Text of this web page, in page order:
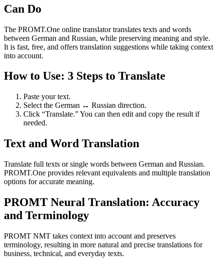
Can Do
The PROMT.One online translator translates texts and words
between German and Russian, while preserving meaning and style.
It is fast, free, and offers translation suggestions while taking context
into account.
How to Use: 3 Steps to Translate
Paste your text.
Select the German ↔ Russian direction.
Click “Translate.” You can then edit and copy the result if
needed.
Text and Word Translation
Translate full texts or single words between German and Russian.
PROMT.One provides relevant equivalents and multiple translation
options for accurate meaning.
PROMT Neural Translation: Accuracy
and Terminology
PROMT NMT takes context into account and preserves
terminology, resulting in more natural and precise translations for
business, technical, and everyday texts.